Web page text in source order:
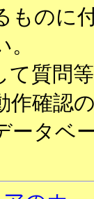
ものに
て質問
作確認
ータベ